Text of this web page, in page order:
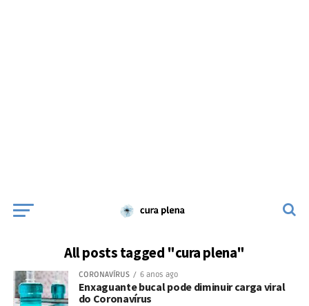
All posts tagged "cura plena"
CORONAVÍRUS 6 anos ago
Enxaguante bucal pode diminuir carga viral
do Coronavírus